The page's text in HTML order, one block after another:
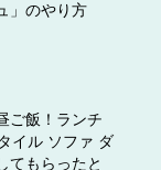
」のやり方
ご飯！ランチ
イル ソファ ダ
てもらったと